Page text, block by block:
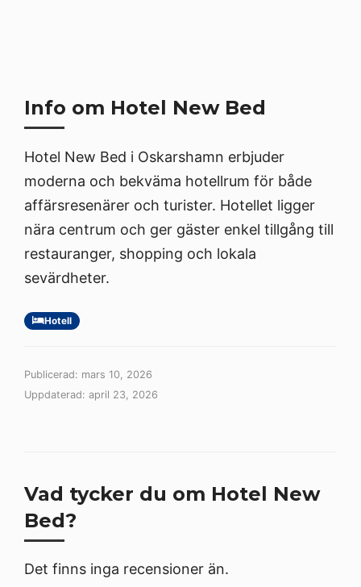
Info om Hotel New Bed
Hotel New Bed i Oskarshamn erbjuder
moderna och bekväma hotellrum för både
affärsresenärer och turister. Hotellet ligger
nära centrum och ger gäster enkel tillgång till
restauranger, shopping och lokala
sevärdheter.
Hotell
Publicerad: mars 10, 2026
Uppdaterad: april 23, 2026
Vad tycker du om Hotel New
Bed?
Det finns inga recensioner än.